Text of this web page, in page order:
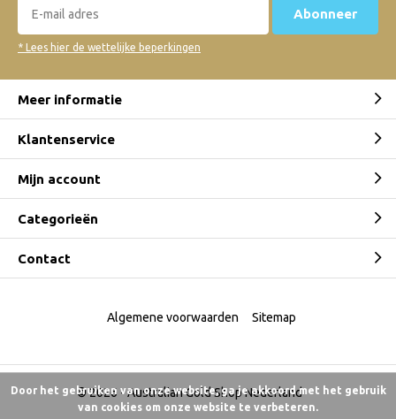
Abonneer
* Lees hier de wettelijke beperkingen
Meer informatie
Klantenservice
Mijn account
Categorieën
Contact
© 2026 -Australian Gold Shop Nederland
Algemene voorwaarden Sitemap
Door het gebruiken van onze website, ga je akkoord met het gebruik
van cookies om onze website te verbeteren.